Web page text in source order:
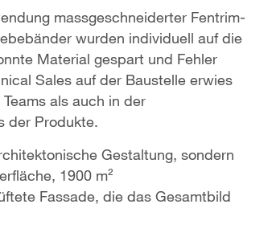
massgeschneiderter Fentrim-
wurden individuell auf die
Material gespart und Fehler
Sales auf der Baustelle erwies
als auch in der
der Produkte.
Gestaltung, sondern
1900 m²
Fassade, die das Gesamtbild